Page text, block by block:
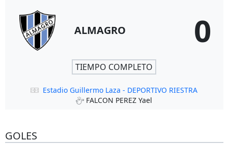
ALMAGRO 0
TIEMPO COMPLETO
Estadio Guillermo Laza - DEPORTIVO RIESTRA
FALCON PEREZ Yael
GOLES